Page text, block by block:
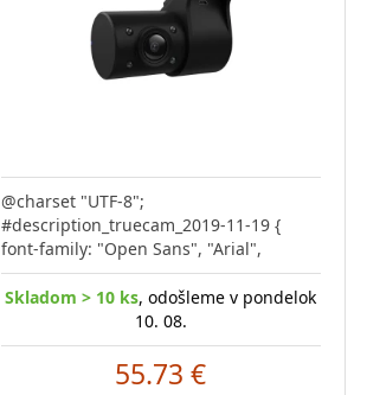
@charset "UTF-8";
#description_truecam_2019-11-19 {
font-family: "Open Sans", "Arial",
Skladom > 10 ks, odošleme v pondelok
10. 08.
55.73 €